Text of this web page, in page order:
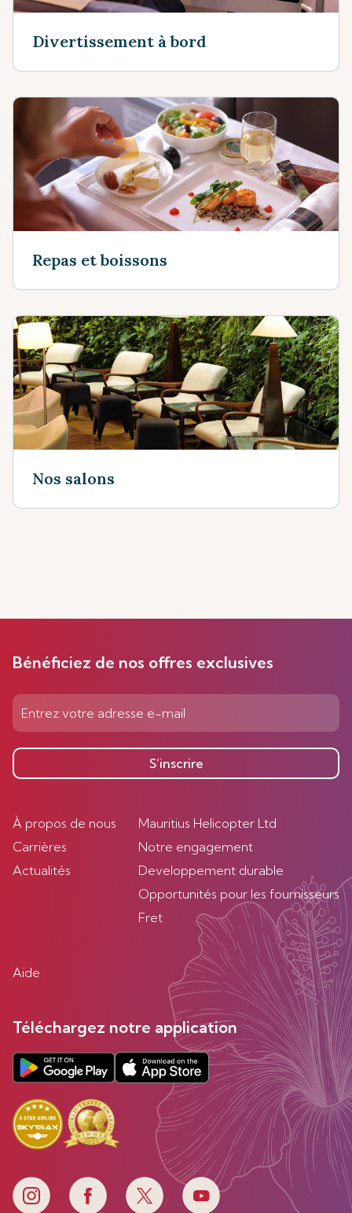
Divertissement à bord
Repas et boissons
Nos salons
Bénéficiez de nos offres exclusives
S’inscrire
À propos de nous
Carrières
Actualités
Mauritius Helicopter Ltd
Notre engagement
Developpement durable
Opportunités pour les fournisseurs
Fret
Aide
Téléchargez notre application